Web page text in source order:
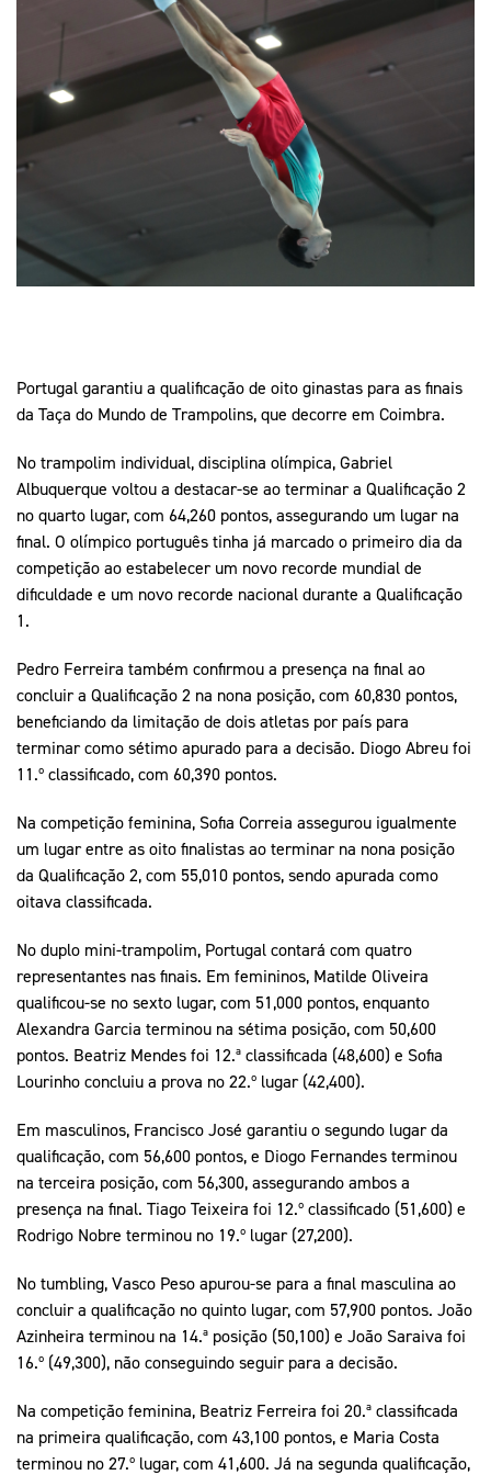
Documentos
Contactos
Arquivo Histórico
Educação Olímpica
Educação
Equipa Portugal
Arquivo Histórico
Educação Olímpica
Equipa Portugal
Portugal garantiu a qualificação de oito ginastas para as finais
da Taça do Mundo de Trampolins, que decorre em Coimbra.
No trampolim individual, disciplina olímpica, Gabriel
Albuquerque voltou a destacar-se ao terminar a Qualificação 2
no quarto lugar, com 64,260 pontos, assegurando um lugar na
final. O olímpico português tinha já marcado o primeiro dia da
competição ao estabelecer um novo recorde mundial de
dificuldade e um novo recorde nacional durante a Qualificação
1.
Pedro Ferreira também confirmou a presença na final ao
concluir a Qualificação 2 na nona posição, com 60,830 pontos,
beneficiando da limitação de dois atletas por país para
terminar como sétimo apurado para a decisão. Diogo Abreu foi
11.º classificado, com 60,390 pontos.
Na competição feminina, Sofia Correia assegurou igualmente
um lugar entre as oito finalistas ao terminar na nona posição
da Qualificação 2, com 55,010 pontos, sendo apurada como
oitava classificada.
No duplo mini-trampolim, Portugal contará com quatro
representantes nas finais. Em femininos, Matilde Oliveira
qualificou-se no sexto lugar, com 51,000 pontos, enquanto
Alexandra Garcia terminou na sétima posição, com 50,600
pontos. Beatriz Mendes foi 12.ª classificada (48,600) e Sofia
Lourinho concluiu a prova no 22.º lugar (42,400).
Em masculinos, Francisco José garantiu o segundo lugar da
qualificação, com 56,600 pontos, e Diogo Fernandes terminou
na terceira posição, com 56,300, assegurando ambos a
presença na final. Tiago Teixeira foi 12.º classificado (51,600) e
Rodrigo Nobre terminou no 19.º lugar (27,200).
No tumbling, Vasco Peso apurou-se para a final masculina ao
concluir a qualificação no quinto lugar, com 57,900 pontos. João
Azinheira terminou na 14.ª posição (50,100) e João Saraiva foi
16.º (49,300), não conseguindo seguir para a decisão.
Na competição feminina, Beatriz Ferreira foi 20.ª classificada
na primeira qualificação, com 43,100 pontos, e Maria Costa
terminou no 27.º lugar, com 41,600. Já na segunda qualificação,